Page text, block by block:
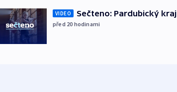
VIDEO Sečteno: Pardubický kraj
před 20 hodinami